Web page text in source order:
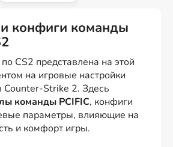
CS2 представлена на этой
на игровые настройки
Counter-Strike 2. Здесь
команды PCIFIC, конфиги
параметры, влияющие на
и комфорт игры.